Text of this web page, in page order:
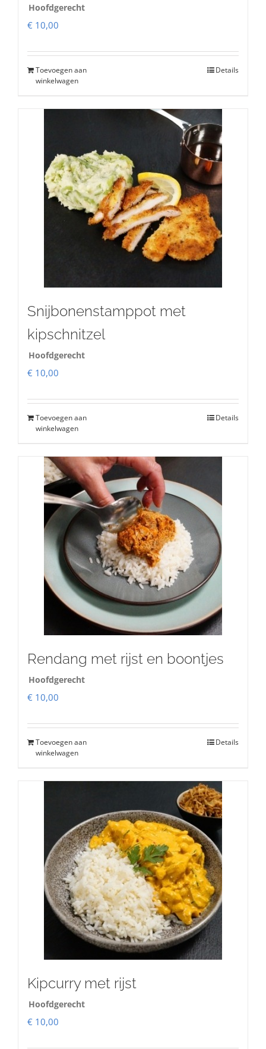
Hoofdgerecht
€ 10,00
Toevoegen aan
winkelwagen
Details
Snijbonenstamppot met
kipschnitzel
Hoofdgerecht
€ 10,00
Toevoegen aan
winkelwagen
Details
Rendang met rijst en boontjes
Hoofdgerecht
€ 10,00
Toevoegen aan
winkelwagen
Details
Kipcurry met rijst
Hoofdgerecht
€ 10,00